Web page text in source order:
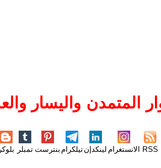
المتمدن واليسار
RSS الانستغرام لينكدإنتيلكرام بنترست تمبلر بلوكر